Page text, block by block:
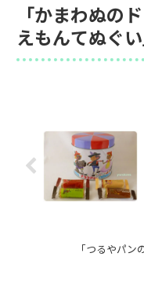
「かまわぬの
えもんてぬぐい
「つるやパン